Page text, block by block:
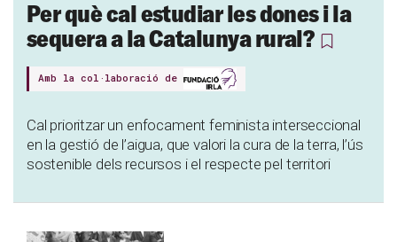
Per què cal estudiar les dones i la
sequera a la Catalunya rural?
Amb la col·laboració de
Cal prioritzar un enfocament feminista interseccional
en la gestió de l’aigua, que valori la cura de la terra, l’ús
sostenible dels recursos i el respecte pel territori